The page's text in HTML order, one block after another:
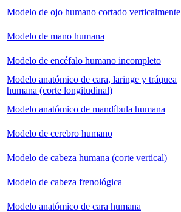
Modelo de ojo humano cortado verticalmente
Modelo de mano humana
Modelo de encéfalo humano incompleto
Modelo anatómico de cara, laringe y tráquea
humana (corte longitudinal)
Modelo anatómico de mandíbula humana
Modelo de cerebro humano
Modelo de cabeza humana (corte vertical)
Modelo de cabeza frenológica
Modelo anatómico de cara humana